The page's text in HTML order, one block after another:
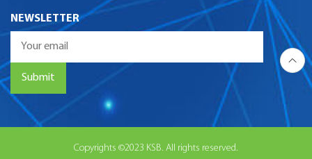
NEWSLETTER
Copyrights ©2023 KSB. All rights reserved.